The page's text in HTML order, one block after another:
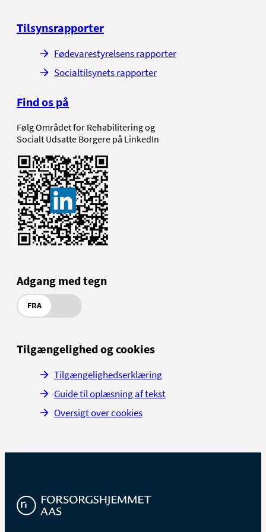
Tilsynsrapporter
Fødevarestyrelsens rapporter
Socialtilsynets rapporter
Find os på
Følg Området for Rehabilitering og
Socialt Udsatte Borgere på LinkedIn
Adgang med tegn
FRA
Tilgængelighed og cookies
Tilgængelighedserklæring
Guide til oplæsning af tekst
Oversigt over cookies